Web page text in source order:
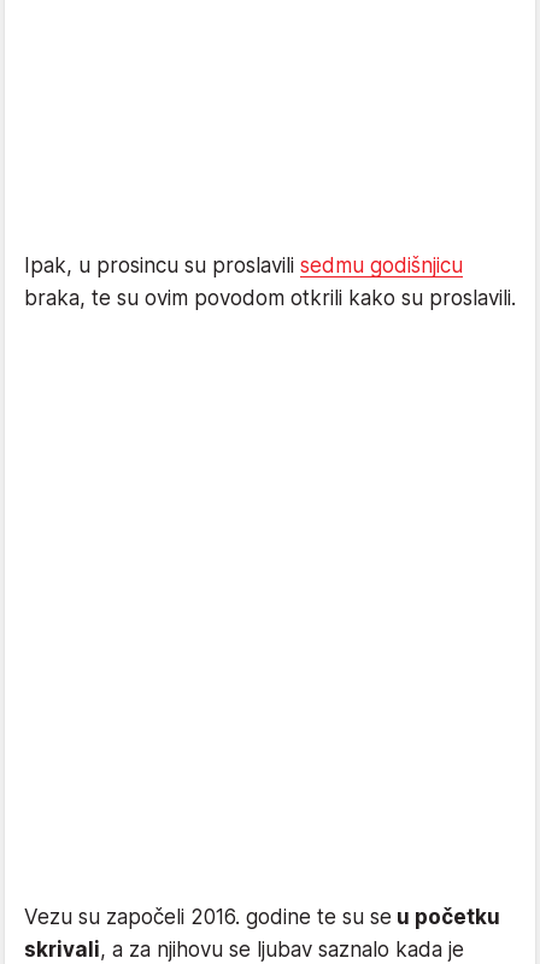
Ipak, u prosincu su proslavili sedmu godišnjicu
braka, te su ovim povodom otkrili kako su proslavili.
Vezu su započeli 2016. godine te su se u početku
skrivali, a za njihovu se ljubav saznalo kada je